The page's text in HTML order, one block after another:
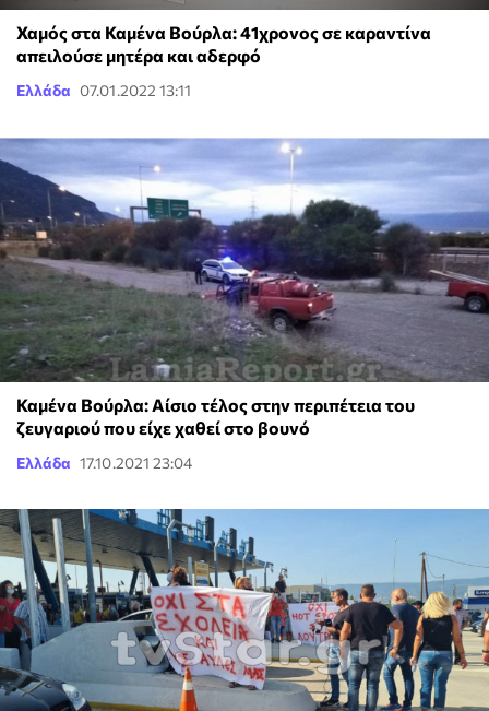
Χαμός στα Καμένα Βούρλα: 41χρονος σε καραντίνα
απειλούσε μητέρα και αδερφό
Ελλάδα 07.01.2022 13:11
Καμένα Βούρλα: Αίσιο τέλος στην περιπέτεια του
ζευγαριού που είχε χαθεί στο βουνό
Ελλάδα 17.10.2021 23:04